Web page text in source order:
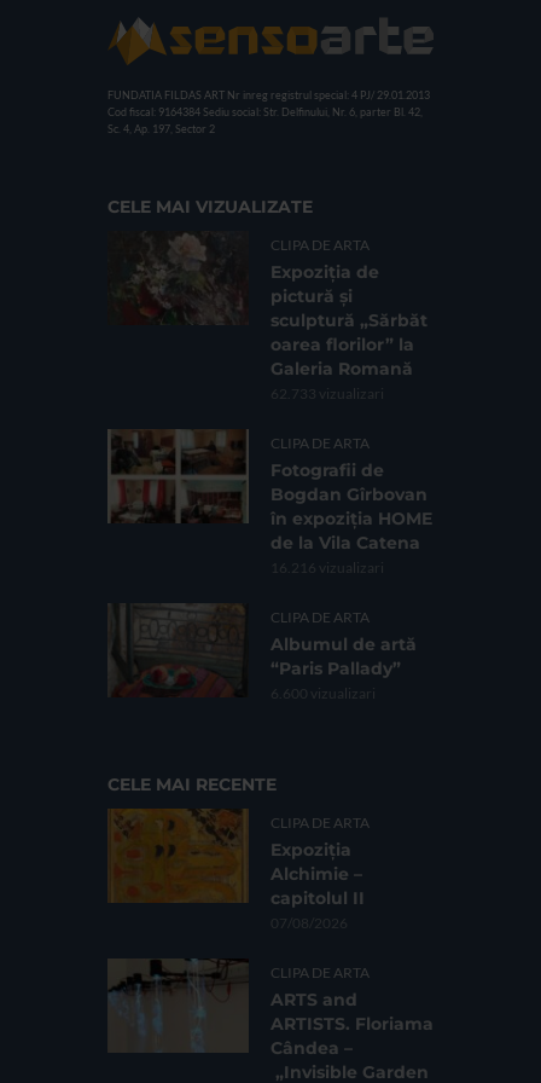
FUNDATIA FILDAS ART Nr inreg registrul special: 4 PJ/ 29.01.2013
Cod fiscal: 9164384 Sediu social: Str. Delfinului, Nr. 6, parter Bl. 42,
Sc. 4, Ap. 197, Sector 2
CELE MAI VIZUALIZATE
CLIPA DE ARTA
Expoziția de
pictură și
sculptură „Sărbăt
oarea florilor” la
Galeria Romană
62.733 vizualizari
CLIPA DE ARTA
Fotografii de
Bogdan Gîrbovan
în expoziția HOME
de la Vila Catena
16.216 vizualizari
CLIPA DE ARTA
Albumul de artă
“Paris Pallady”
6.600 vizualizari
CELE MAI RECENTE
CLIPA DE ARTA
Expoziția
Alchimie –
capitolul II
07/08/2026
CLIPA DE ARTA
ARTS and
ARTISTS. Floriama
Cândea –
„Invisible Garden